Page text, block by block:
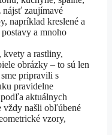
nájsť zaujímavé
napríklad kreslené a
a mnoho
kvety a rastliny,
obrázky – to sú len
pripravili s
pravidelne
aktuálnych
vždy našli obľúbené
vzory,